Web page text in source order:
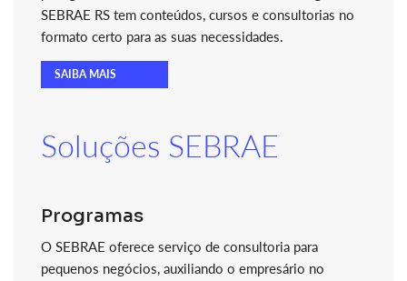
SEBRAE RS tem conteúdos, cursos e consultorias no
formato certo para as suas necessidades.
SAIBA MAIS
Soluções SEBRAE
Programas
O SEBRAE oferece serviço de consultoria para
pequenos negócios, auxiliando o empresário no